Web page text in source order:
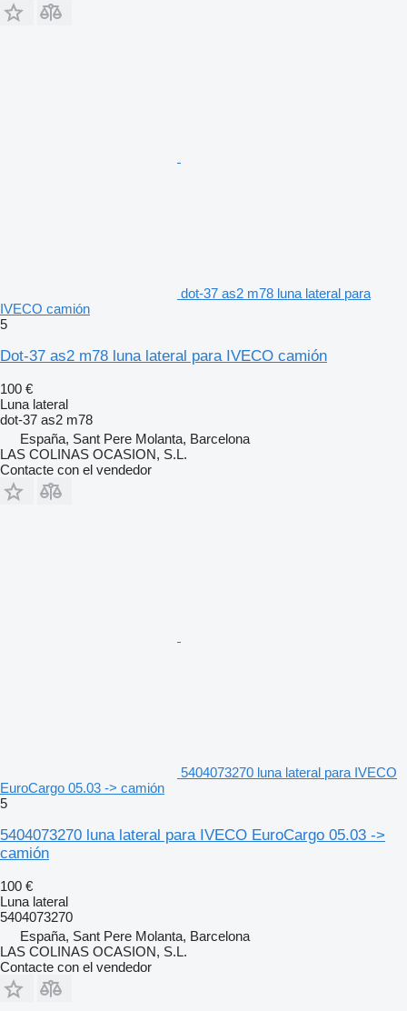
dot-37 as2 m78 luna lateral para
IVECO camión
5
Dot-37 as2 m78 luna lateral para IVECO camión
100 €
Luna lateral
dot-37 as2 m78
España, Sant Pere Molanta, Barcelona
LAS COLINAS OCASION, S.L.
Contacte con el vendedor
5404073270 luna lateral para IVECO
EuroCargo 05.03 -> camión
5
5404073270 luna lateral para IVECO EuroCargo 05.03 ->
camión
100 €
Luna lateral
5404073270
España, Sant Pere Molanta, Barcelona
LAS COLINAS OCASION, S.L.
Contacte con el vendedor